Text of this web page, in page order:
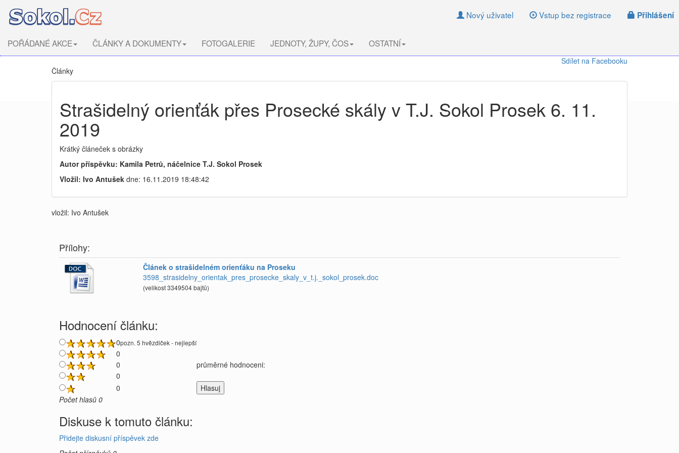
Nový uživatel Vstup bez registrace Přihlášení
POŘÁDANÉ AKCE ČLÁNKY A DOKUMENTY FOTOGALERIE JEDNOTY, ŽUPY, ČOS OSTATNÍ
Sdílet na Facebooku
Články
Strašidelný orienťák přes Prosecké skály v T.J. Sokol Prosek 6. 11.
2019
Krátký článeček s obrázky
Autor příspěvku: Kamila Petrů, náčelnice T.J. Sokol Prosek
Vložil: Ivo Antušek dne: 16.11.2019 18:48:42
vložil: Ivo Antušek
Přílohy:
Článek o strašidelném orienťáku na Proseku
3598_strasidelny_orientak_pres_prosecke_skaly_v_t.j._sokol_prosek.doc
(velikost 3349504 bajtů)
Hodnocení článku:
0pozn. 5 hvězdiček - nejlepší
0
0
průměrné hodnoceni:
0
0
Počet hlasů 0
Diskuse k tomuto článku:
Přidejte diskusní příspěvek zde